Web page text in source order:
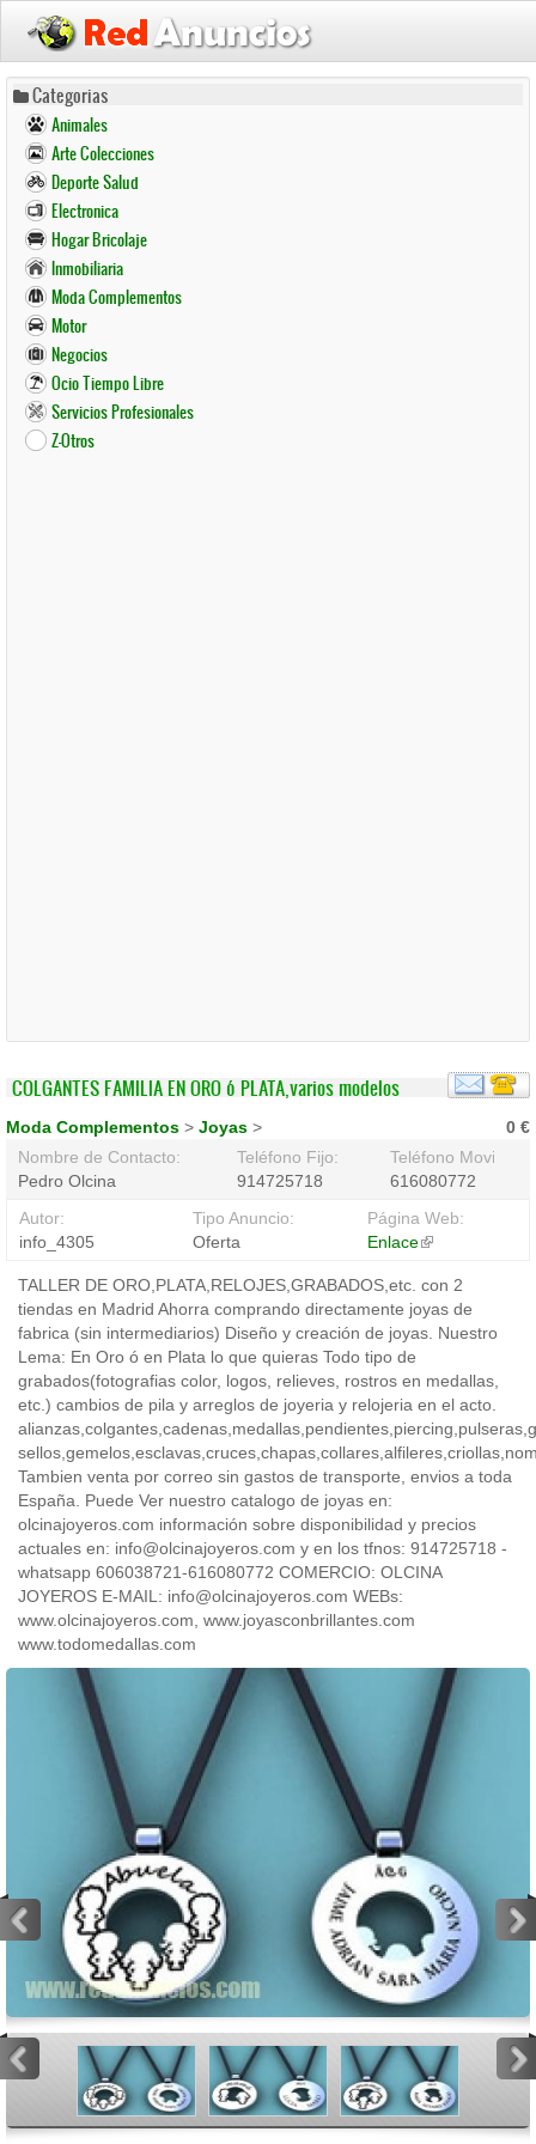
Pasar
contenido
principal
Categorias
Animales
Arte Colecciones
Deporte Salud
Electronica
Hogar Bricolaje
Inmobiliaria
Moda Complementos
Motor
Negocios
Ocio Tiempo Libre
Servicios Profesionales
Z-Otros
COLGANTES FAMILIA EN ORO ó PLATA,varios modelos
0 €
Moda Complementos > Joyas >
Nombre de Contacto:
Pedro Olcina
Teléfono Fijo:
914725718
Teléfono Movil:
616080772
Autor:
info_4305
Tipo Anuncio:
Oferta
Página Web:
Enlace(link
external)
TALLER DE ORO,PLATA,RELOJES,GRABADOS,etc. con 2
tiendas en Madrid Ahorra comprando directamente joyas de
fabrica (sin intermediarios) Diseño y creación de joyas. Nuestro
Lema: En Oro ó en Plata lo que quieras Todo tipo de
grabados(fotografias color, logos, relieves, rostros en medallas,
etc.) cambios de pila y arreglos de joyeria y relojeria en el acto.
Tambien venta por correo sin gastos de transporte, envios a toda
España. Puede Ver nuestro catalogo de joyas en:
olcinajoyeros.com información sobre disponibilidad y precios
actuales en: info@olcinajoyeros.com y en los tfnos: 914725718 -
whatsapp 606038721-616080772 COMERCIO: OLCINA
JOYEROS E-MAIL: info@olcinajoyeros.com WEBs:
www.olcinajoyeros.com, www.joyasconbrillantes.com
www.todomedallas.com